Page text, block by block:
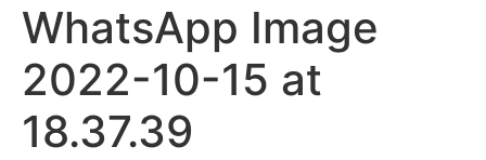
WhatsApp Image
2022-10-15 at
18.37.39